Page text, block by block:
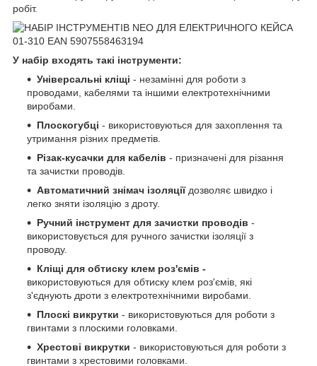
робіт.
У набір входять такі інструменти:
Універсальні кліщі - незамінні для роботи з
проводами, кабелями та іншими електротехнічними
виробами.
Плоскогубці - використовуються для захоплення та
утримання різних предметів.
Різак-кусачки для кабелів - призначені для різання
та зачистки проводів.
Автоматичний знімач ізоляції дозволяє швидко і
легко зняти ізоляцію з дроту.
Ручний інструмент для зачистки проводів -
використовується для ручного зачистки ізоляції з
проводу.
Кліщі для обтиску клем роз'ємів -
використовуються для обтиску клем роз'ємів, які
з'єднують дроти з електротехнічними виробами.
Плоскі викрутки - використовуються для роботи з
гвинтами з плоскими головками.
Хрестові викрутки - використовуються для роботи з
гвинтами з хрестовими головками.